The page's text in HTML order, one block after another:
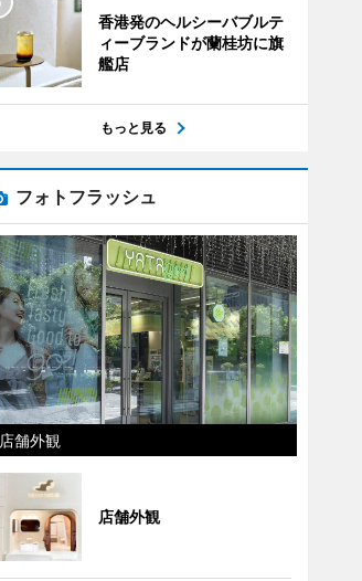
香港発のヘルシーバブルテ
ィーブランドが蘭桂坊に旗
艦店
もっと見る
フォトフラッシュ
店舗外観
店舗外観